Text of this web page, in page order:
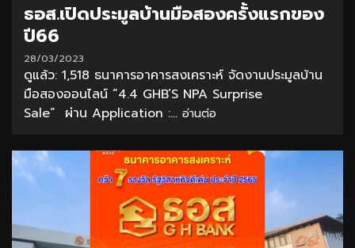
ธอส.เปิดประมูลบ้านมือสองครั้งแรกของ
ปี66
28/03/2023
ดูแล้ว: 1,518 ธนาคารอาคารสงเคราะห์ จัดงานประมูลบ้าน
มือสองออนไลน์ “4.4 GHB’S NPA Surprise
Sale” ผ่าน Application :... อ่านต่อ